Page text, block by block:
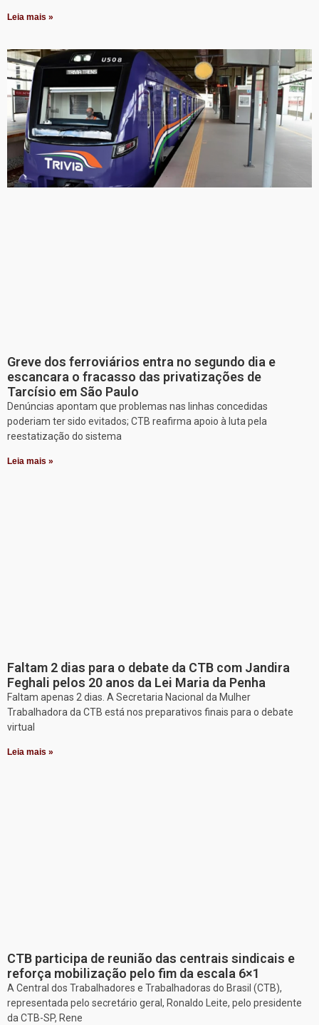
Leia mais »
Greve dos ferroviários entra no segundo dia e
escancara o fracasso das privatizações de
Tarcísio em São Paulo
Denúncias apontam que problemas nas linhas concedidas
poderiam ter sido evitados; CTB reafirma apoio à luta pela
reestatização do sistema
Leia mais »
Faltam 2 dias para o debate da CTB com Jandira
Feghali pelos 20 anos da Lei Maria da Penha
Faltam apenas 2 dias. A Secretaria Nacional da Mulher
Trabalhadora da CTB está nos preparativos finais para o debate
virtual
Leia mais »
CTB participa de reunião das centrais sindicais e
reforça mobilização pelo fim da escala 6×1
A Central dos Trabalhadores e Trabalhadoras do Brasil (CTB),
representada pelo secretário geral, Ronaldo Leite, pelo presidente
da CTB-SP, Rene